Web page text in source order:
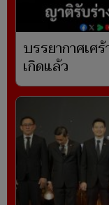
บรรยากาศเศ
เกิดแล้ว